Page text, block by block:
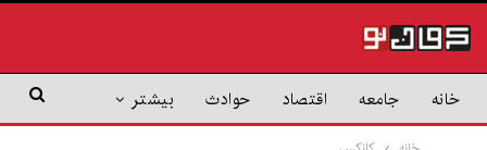
خانه جامعه اقتصاد حوادث بیشتر